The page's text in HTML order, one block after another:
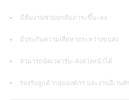
มีทีมงานช่วยยกสัมภาระขึ้น–ลง
มีประกันความเสียหายระหว่างขนส่ง
สามารถนัดเวลารับ–ส่งล่วงหน้าได้
รองรับลูกค้ากลุ่มองค์กร และงานอีเวน